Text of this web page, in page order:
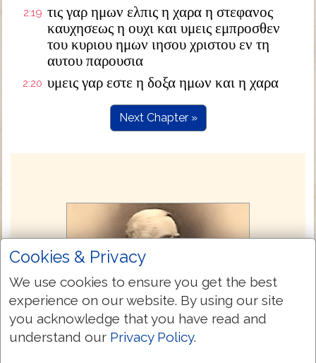
2:19 τις γαρ ημων ελπις η χαρα η στεφανος
καυχησεως η ουχι και υμεις εμπροσθεν
του κυριου ημων ιησου χριστου εν τη
αυτου παρουσια
2:20 υμεις γαρ εστε η δοξα ημων και η χαρα
Next Chapter »
Cookies & Privacy
We use cookies to ensure you get the best
experience on our website. By using our site
you acknowledge that you have read and
understand our Privacy Policy.